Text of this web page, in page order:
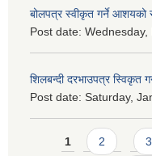
बोलपत्र स्वीकृत गर्ने आशयको
Post date:
शिलबन्दी दरभाउपत्र स्विकृत
Post date: Saturday,
Pages
1 2 3